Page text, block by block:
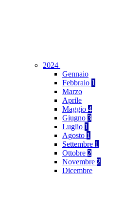
2024
Gennaio
Febbraio 1
Marzo
Aprile
Maggio 4
Giugno 3
Luglio 1
Agosto 1
Settembre 1
Ottobre 2
Novembre 2
Dicembre